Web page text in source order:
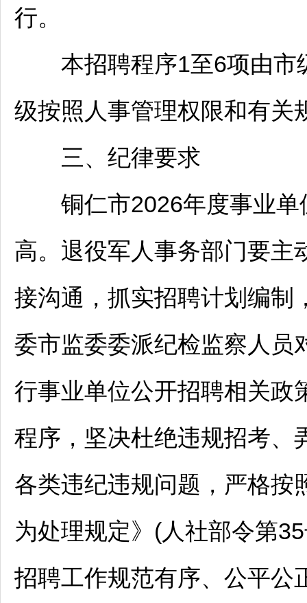
行。
本招聘程序1至6项由市
级按照人事管理权限和有关
三、纪律要求
铜仁市2026年度事业单
高。退役军人事务部门要主
接沟通，抓实招聘计划编制
委市监委委派纪检监察人员
行事业单位公开招聘相关政
程序，坚决杜绝违规招考、
各类违纪违规问题，严格按
为处理规定》(人社部令第
招聘工作规范有序、公平公